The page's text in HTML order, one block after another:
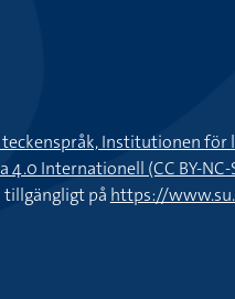
Institutionen
Internationell (CC BY-NC-
tillgängligt på https://